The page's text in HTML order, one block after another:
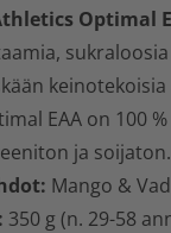
Optimal
EAA on 100
ja soijaton.
Mango &
350 g (n. 29-58